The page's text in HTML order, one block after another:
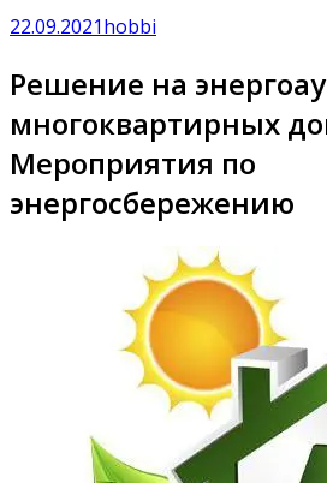
22.09.2021hobbi
Решение на
многоквартирных
Мероприятия по
энергосбережению